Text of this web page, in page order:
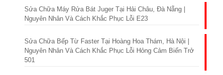
Sửa Chữa Máy Rửa Bát Juger Tại Hải Châu, Đà Nẵng |
Nguyên Nhân Và Cách Khắc Phục Lỗi E23
Sửa Chữa Bếp Từ Faster Tại Hoàng Hoa Thám, Hà Nội |
Nguyên Nhân Và Cách Khắc Phục Lỗi Hỏng Cảm Biến Trở
501